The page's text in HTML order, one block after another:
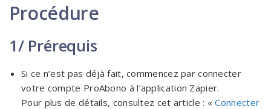
Procédure
1/ Prérequis
Si ce n’est pas déjà fait, commencez par connecter
votre compte ProAbono à l’application Zapier.
Pour plus de détails, consultez cet article : «Connecter